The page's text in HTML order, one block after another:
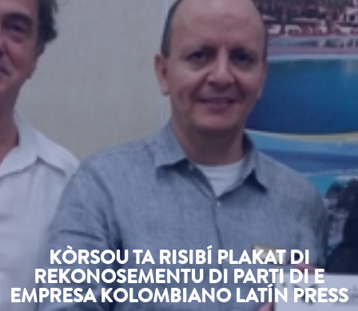
KÒRSOU TA RISIBÍ PLAKAT DI
REKONOSEMENTU DI PARTI DI E
EMPRESA KOLOMBIANO LATÍN PRESS